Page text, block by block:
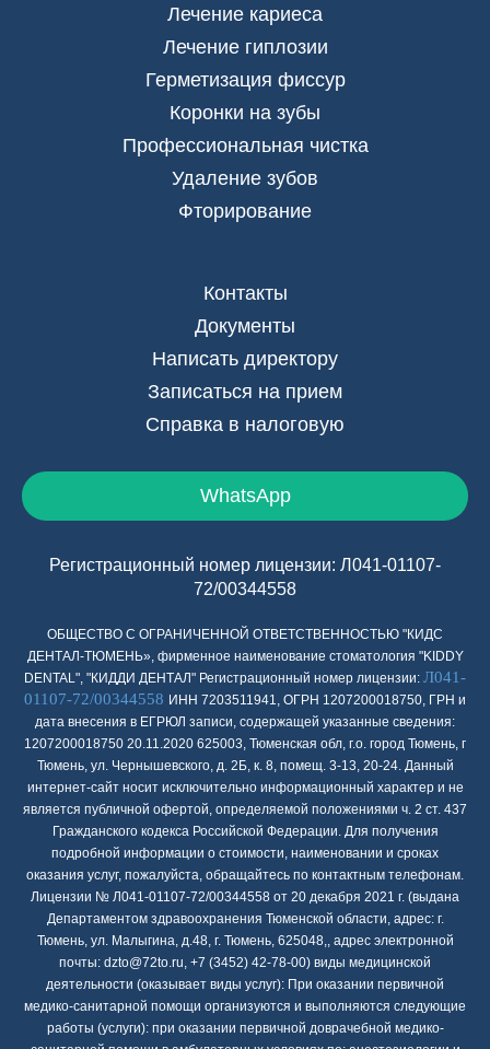
Лечение кариеса
Лечение гиплозии
Герметизация фиссур
Коронки на зубы
Профессиональная чистка
Удаление зубов
Фторирование
Контакты
Документы
Написать директору
Записаться на прием
Справка в налоговую
WhatsApp
Регистрационный номер лицензии: Л041-01107-
72/00344558
ОБЩЕСТВО С ОГРАНИЧЕННОЙ ОТВЕТСТВЕННОСТЬЮ "КИДС
ДЕНТАЛ-ТЮМЕНЬ», фирменное наименование стоматология "KIDDY
DENTAL", "КИДДИ ДЕНТАЛ" Регистрационный номер лицензии: Л041-
01107-72/00344558 ИНН 7203511941, ОГРН 1207200018750, ГРН и
дата внесения в ЕГРЮЛ записи, содержащей указанные сведения:
1207200018750 20.11.2020 625003, Тюменская обл, г.о. город Тюмень, г
Тюмень, ул. Чернышевского, д. 2Б, к. 8, помещ. 3-13, 20-24. Данный
интернет-сайт носит исключительно информационный характер и не
является публичной офертой, определяемой положениями ч. 2 ст. 437
Гражданского кодекса Российской Федерации. Для получения
подробной информации о стоимости, наименовании и сроках
оказания услуг, пожалуйста, обращайтесь по контактным телефонам.
Лицензии № Л041-01107-72/00344558 от 20 декабря 2021 г. (выдана
Департаментом здравоохранения Тюменской области, адрес: г.
Тюмень, ул. Малыгина, д.48, г. Тюмень, 625048,, адрес электронной
почты: dzto@72to.ru, +7 (3452) 42-78-00) виды медицинской
деятельности (оказывает виды услуг): При оказании первичной
медико-санитарной помощи организуются и выполняются следующие
работы (услуги): при оказании первичной доврачебной медико-